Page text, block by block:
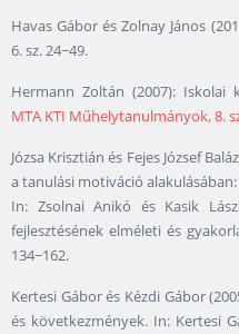
Havas Gábor és Zolnay János
6. sz. 24−49.
Hermann Zoltán (2007): Iskolai
MTA KTI Műhelytanulmányok, 8.
Józsa Krisztián és Fejes József
a tanulási motiváció
In: Zsolnai Anikó és Kasik
fejlesztésének elméleti és
134−162.
Kertesi Gábor és Kézdi Gábor
és következmények. In: Kertesi